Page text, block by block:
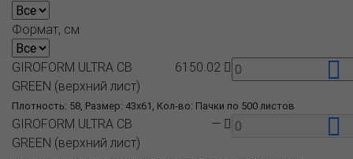
Формат, см
Плотность: 58, Размер: 43x61, Кол-во: Пачки по 500 листов
GIROFORM ULTRA CB
GREEN (верхний лист)
6150.02
GIROFORM ULTRA CB
GREEN (верхний лист)
—